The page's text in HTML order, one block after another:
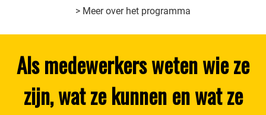
> Meer over het programma
Als medewerkers weten wie ze
zijn, wat ze kunnen en wat ze